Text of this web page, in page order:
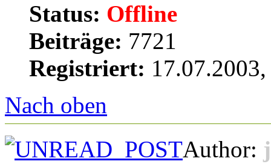
Status: Offline
Beiträge: 7721
Registriert:
Nach oben
Author: